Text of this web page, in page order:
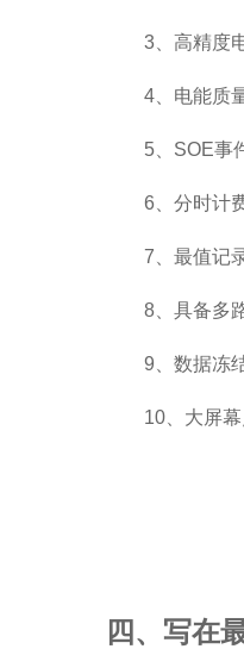
3、高精度
4、电能质
5、SOE事
6、分时计
7、最值记
8、具备多
9、数据冻
10、大屏
四、写在